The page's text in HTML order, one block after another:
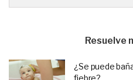
Resuelve
¿Se puede
fiebre?